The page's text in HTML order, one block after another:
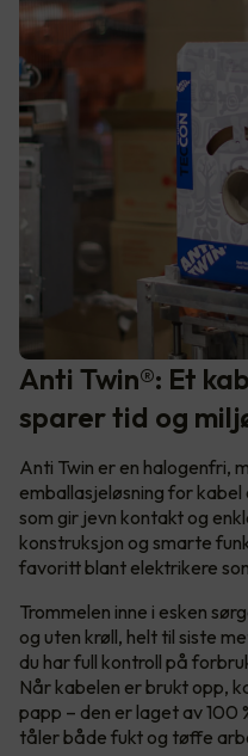
Anti Twin®: Et
sparer tid og
Anti Twin er en halogenfri,
emballasjeløsning for
som gir jevn kontakt og
konstruksjon og smarte
favoritt blant elektrikere
Trommelen inne i esken
og uten krøll, helt til siste
du har full kontroll på
Når kabelen er brukt opp,
papp – den er laget av 100
tåler både fukt og tøffe